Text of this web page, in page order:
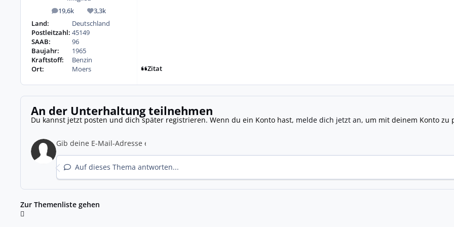
19,6k
Beiträge 3,3k
Reputation
Land:
Deutschland
Postleitzahl: 45149
SAAB:
96
Baujahr:
1965
Kraftstoff:
Benzin
Ort:
Moers Zitat
An der Unterhaltung teilnehmen
Du kannst jetzt posten und dich später registrieren. Wenn du ein Konto hast, melde dich jetzt an, um mit deinem Konto zu
Auf dieses Thema antworten...
Zur Themenliste gehen